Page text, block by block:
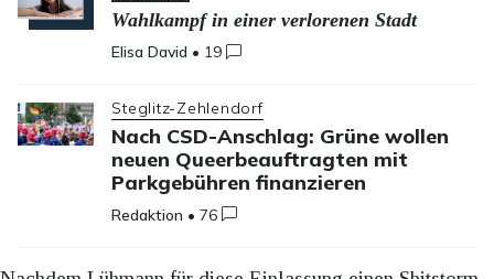
Wahlkampf in einer verlorenen Stadt
Elisa David • 19
Steglitz-Zehlendorf
Nach CSD-Anschlag: Grüne wollen
neuen Queerbeauftragten mit
Parkgebühren finanzieren
Redaktion •76